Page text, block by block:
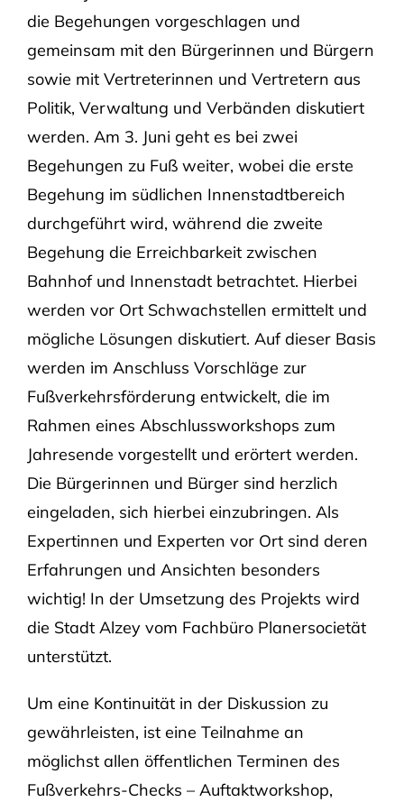
die Begehungen vorgeschlagen und
gemeinsam mit den Bürgerinnen und Bürgern
sowie mit Vertreterinnen und Vertretern aus
Politik, Verwaltung und Verbänden diskutiert
werden. Am 3. Juni geht es bei zwei
Begehungen zu Fuß weiter, wobei die erste
Begehung im südlichen Innenstadtbereich
durchgeführt wird, während die zweite
Begehung die Erreichbarkeit zwischen
Bahnhof und Innenstadt betrachtet. Hierbei
werden vor Ort Schwachstellen ermittelt und
mögliche Lösungen diskutiert. Auf dieser Basis
werden im Anschluss Vorschläge zur
Fußverkehrsförderung entwickelt, die im
Rahmen eines Abschlussworkshops zum
Jahresende vorgestellt und erörtert werden.
Die Bürgerinnen und Bürger sind herzlich
eingeladen, sich hierbei einzubringen. Als
Expertinnen und Experten vor Ort sind deren
Erfahrungen und Ansichten besonders
wichtig! In der Umsetzung des Projekts wird
die Stadt Alzey vom Fachbüro Planersocietät
unterstützt.
Um eine Kontinuität in der Diskussion zu
gewährleisten, ist eine Teilnahme an
möglichst allen öffentlichen Terminen des
Fußverkehrs-Checks – Auftaktworkshop,